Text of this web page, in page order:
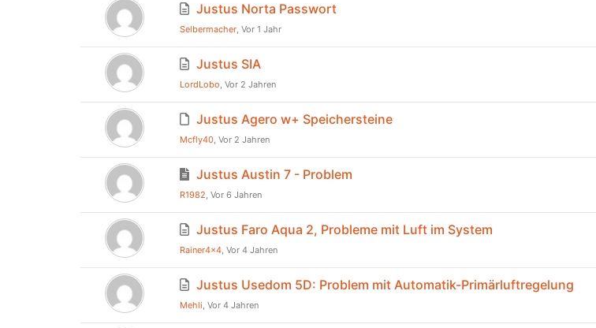
Justus Norta Passwort
Selbermacher, Vor 1 Jahr
Justus SIA
LordLobo, Vor 2 Jahren
Justus Agero w+ Speichersteine
Mcfly40, Vor 2 Jahren
Justus Austin 7 - Problem
R1982, Vor 6 Jahren
Justus Faro Aqua 2, Probleme mit Luft im System
Rainer4x4, Vor 4 Jahren
Justus Usedom 5D: Problem mit Automatik-Primärluftregelung
Mehli, Vor 4 Jahren